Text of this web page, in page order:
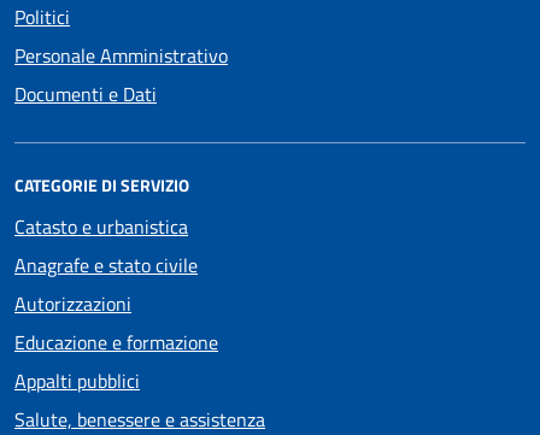
Politici
Personale Amministrativo
Documenti e Dati
CATEGORIE DI SERVIZIO
Catasto e urbanistica
Anagrafe e stato civile
Autorizzazioni
Educazione e formazione
Appalti pubblici
Salute, benessere e assistenza